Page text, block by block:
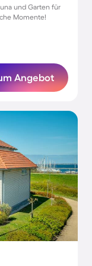
und Garten für
Momente!
Angebot